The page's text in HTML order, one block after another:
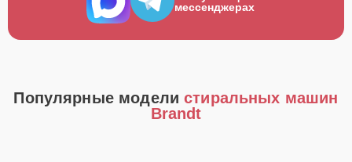
мессенджерах
Популярные моделистиральных машин
Brandt